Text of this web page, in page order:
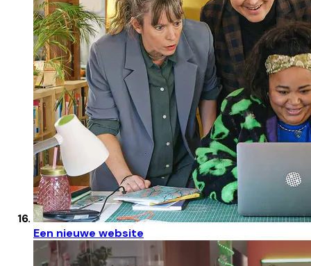
Een nieuwe website